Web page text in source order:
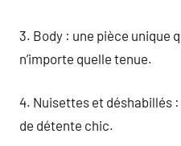
3. Body : une pièce unique
n’importe quelle tenue.
4. Nuisettes et déshabillés
de détente chic.